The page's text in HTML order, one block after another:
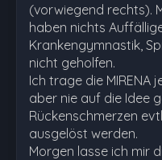
(vorwiegend rechts).
haben nichts
Krankengymnastik,
nicht geholfen.
Ich trage die MIRENA
aber nie auf die Idee
Rückenschmerzen
ausgelöst werden.
Morgen lasse ich mir